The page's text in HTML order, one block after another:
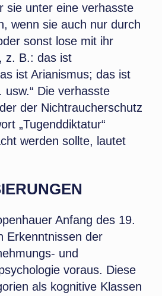
sie unter eine verhasste
wenn sie auch nur durch
sonst lose mit ihr
z. B.: das ist
ist Arianismus; das ist
Die verhasste
der Nichtraucherschutz
„Tugenddiktatur“
werden sollte, lautet
Anfang des 19.
Erkenntnissen der
und
voraus. Diese
als kognitive Klassen